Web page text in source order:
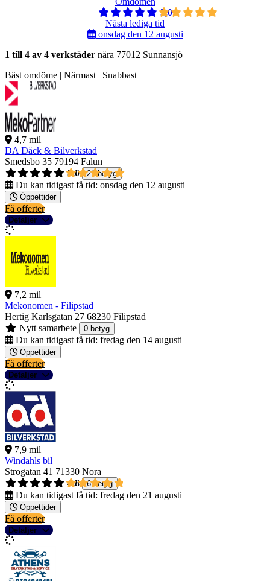
5,0
Nästa lediga tid
onsdag den 12 augusti
1 till 4 av 4 verkstäder nära 77012 Sunnansjö
Bäst omdöme | Närmast | Snabbast
4,7 mil
DA Däck & Bilverkstad
Smedsbo 35 79194 Falun
5,0
21 betyg
Du kan tidigast få tid: onsdag den 12 augusti
Öppettider
Få offerter
Detaljer
7,2 mil
Mekonomen - Filipstad
Hertig Karlsgatan 27 68230 Filipstad
Nytt samarbete
0 betyg
Du kan tidigast få tid: fredag den 14 augusti
Öppettider
Få offerter
Detaljer
7,9 mil
Windahls bil
Strogatan 41 71330 Nora
4,8
6 betyg
Du kan tidigast få tid: fredag den 21 augusti
Öppettider
Få offerter
Detaljer